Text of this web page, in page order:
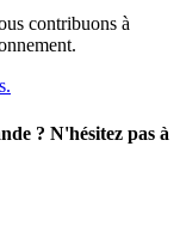
contribuons à
? N'hésitez pas à